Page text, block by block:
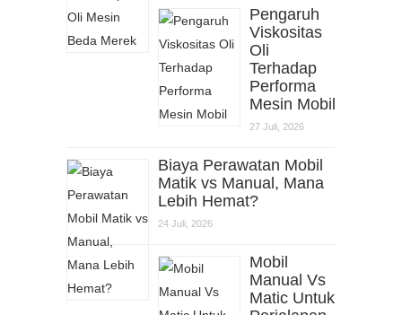
Pengaruh
Viskositas
Oli
Terhadap
Performa
Mesin Mobil
27 Juli, 2026
Biaya Perawatan Mobil
Matik vs Manual, Mana
Lebih Hemat?
24 Juli, 2026
Mobil
Manual Vs
Matic Untuk